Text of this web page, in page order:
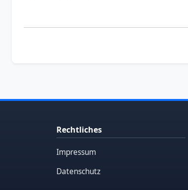
Rechtliches
Impressum
Datenschutz